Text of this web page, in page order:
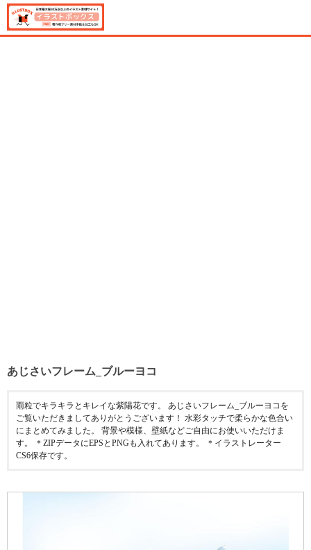
あじさいフレーム_ブルーヨコ
雨粒でキラキラとキレイな紫陽花です。 あじさいフレーム_ブルーヨコを
ご覧いただきましてありがとうございます！ 水彩タッチで柔らかな色合い
にまとめてみました。 背景や模様、壁紙などご自由にお使いいただけま
す。 ＊ZIPデータにEPSとPNGも入れてあります。 ＊イラストレーター
CS6保存です。